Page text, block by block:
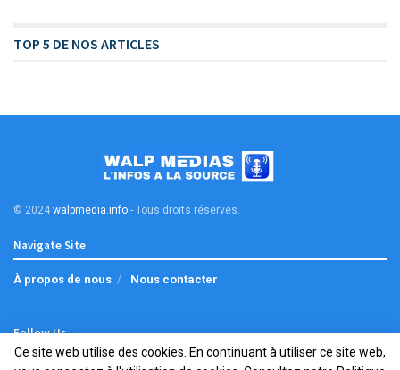
TOP 5 DE NOS ARTICLES
© 2024 walpmedia.info - Tous droits réservés
Navigate Site
À propos de nous Nous contacter
Follow Us
Ce site web utilise des cookies. En continuant à utiliser ce site web,